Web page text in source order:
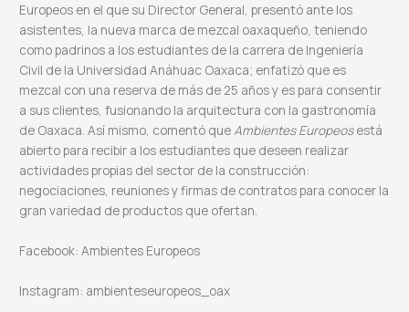
Europeos en el que su Director General, presentó ante los
asistentes, la nueva marca de mezcal oaxaqueño, teniendo
como padrinos a los estudiantes de la carrera de Ingeniería
Civil de la Universidad Anáhuac Oaxaca; enfatizó que es
mezcal con una reserva de más de 25 años y es para consentir
a sus clientes, fusionando la arquitectura con la gastronomía
de Oaxaca. Así mismo, comentó queAmbientes Europeosestá
abierto para recibir a los estudiantes que deseen realizar
actividades propias del sector de la construcción:
negociaciones, reuniones y firmas de contratos para conocer la
gran variedad de productos que ofertan.
Facebook: Ambientes Europeos
Instagram: ambienteseuropeos_oax